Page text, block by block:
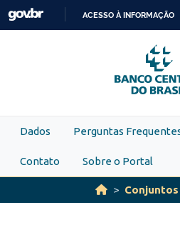
Skip to main content
PARA
O
ACESSO À INFORMAÇÃO
Dados Perguntas
Contato Sobre o Portal